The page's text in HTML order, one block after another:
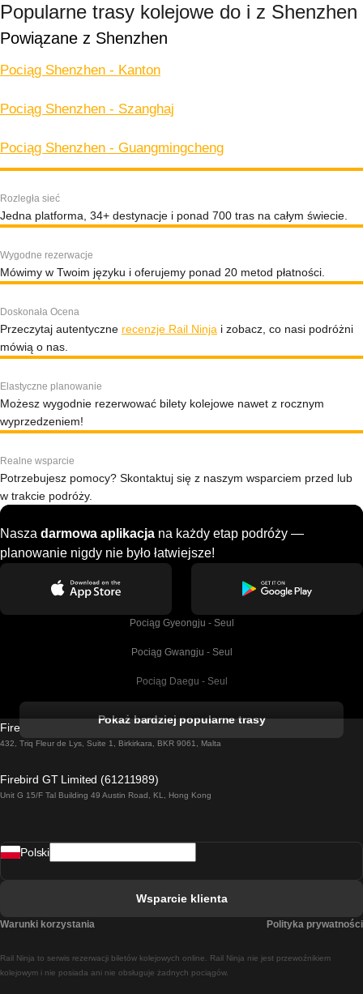
Popularne trasy kolejowe do i z Shenzhen
Powiązane z Shenzhen
Pociąg Shenzhen - Kanton
Pociąg Shenzhen - Szanghaj
Pociąg Shenzhen - Guangmingcheng
Rozległa sieć
Jedna platforma, 34+ destynacje i ponad 700 tras na całym świecie.
Wygodne rezerwacje
Mówimy w Twoim języku i oferujemy ponad 20 metod płatności.
Doskonała Ocena
Przeczytaj autentyczne recenzje Rail Ninja i zobacz, co nasi podróżni
mówią o nas.
Elastyczne planowanie
Możesz wygodnie rezerwować bilety kolejowe nawet z rocznym
wyprzedzeniem!
Realne wsparcie
Potrzebujesz pomocy? Skontaktuj się z naszym wsparciem przed lub
w trakcie podróży.
Nasza darmowa aplikacja na każdy etap podróży —
planowanie nigdy nie było łatwiejsze!
Pociąg Gyeongju - Seul
Pociąg Gwangju - Seul
Pociąg Daegu - Seul
Pociąg Dublin - Galway
Pociąg Rzym - Neapol
Pociąg Madryt - Lizbona
Pokaż bardziej popularne trasy
Firebird GT Limited (OC 1451)
432, Triq Fleur de Lys, Suite 1, Birkirkara, BKR 9061, Malta
Firebird GT Limited (61211989)
Unit G 15/F Tal Building 49 Austin Road, KL, Hong Kong
Rail Ninja to serwis rezerwacji biletów kolejowych online. Rail Ninja nie jest przewoźnikiem
kolejowym i nie posiada ani nie obsługuje żadnych pociągów.
Polski
Wsparcie klienta
Warunki korzystania Polityka prywatności